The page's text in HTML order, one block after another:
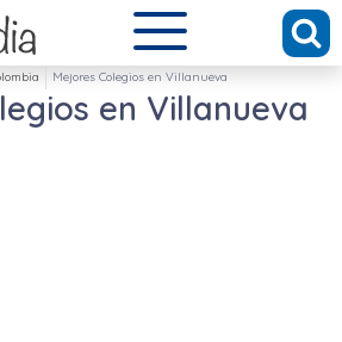
Mejores Colegios en Villanueva
en Villanueva